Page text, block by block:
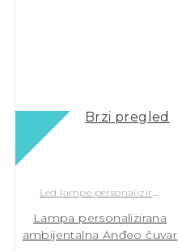
Brzi pregled
Led lampe personalizirane
Lampa personalizirana
ambijentalna Anđeo čuvar